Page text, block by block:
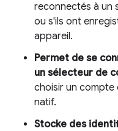
reconnectés à un
ou s'ils ont
appareil.
Permet de se
un sélecteur de
choisir un compte
natif.
Stocke des